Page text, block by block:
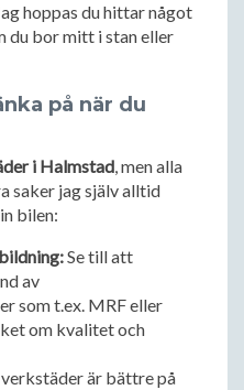
hoppas du hittar något
du bor mitt i stan eller
på när du
i Halmstad, men alla
saker jag själv alltid
bilen:
Se till att
av
som t.ex. MRF eller
om kvalitet och
är bättre på